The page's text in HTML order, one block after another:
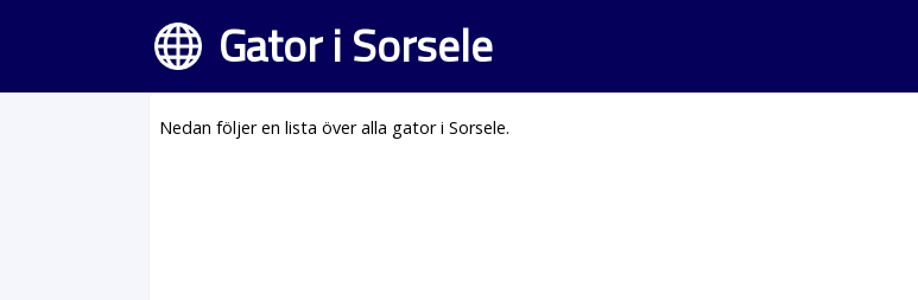
Gator i Sorsele
Nedan följer en lista över alla gator i Sorsele.